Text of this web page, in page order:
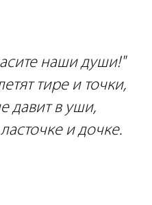
наши души!"
тире и точки,
давит в уши,
и дочке.